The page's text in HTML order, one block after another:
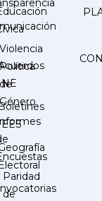
Violencia
Política
de
Género
Paridad
de